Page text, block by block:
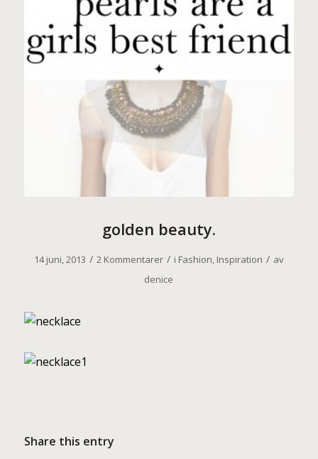
golden beauty.
14 juni, 2013 / 2 Kommentarer / i Fashion, Inspiration / av
denice
Share this entry